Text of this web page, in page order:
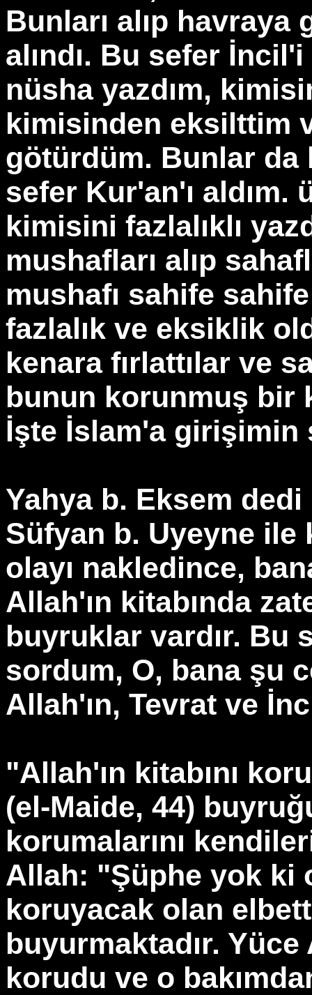
Bunları alıp havraya
alındı. Bu sefer
nüsha yazdım,
kimisinden eksilttim
götürdüm. Bunlar da
sefer Kur'an'ı aldım.
kimisini fazlalıklı
mushafları alıp
mushafı sahife
fazlalık ve eksiklik
kenara fırlattılar ve
bunun korunmuş bir
İşte İslam'a girişimin
Yahya b. Eksem
Süfyan b. Uyeyne ile
olayı nakledince,
Allah'ın kitabında
buyruklar vardır. Bu
sordum, O, bana şu
Allah'ın, Tevrat ve
"Allah'ın kitabını
(el-Maide, 44)
korumalarını
Allah: "Şüphe yok ki
koruyacak olan
buyurmaktadır.
korudu ve o